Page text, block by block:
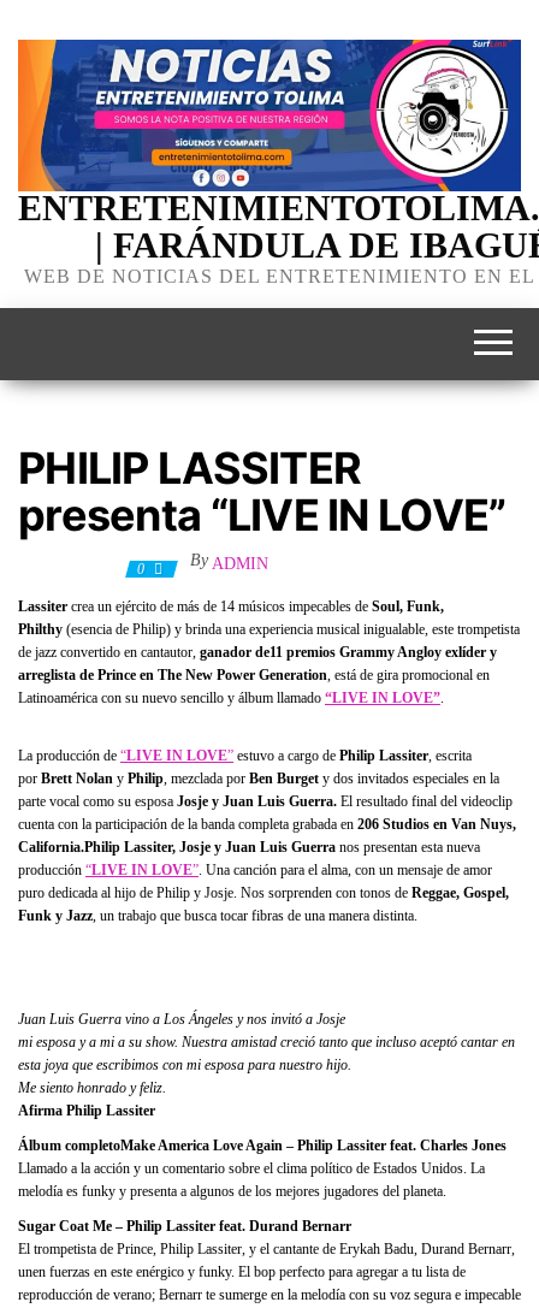
| FARÁNDULA DE
WEB DE NOTICIAS DEL ENTRETENIMIENTO EN
PHILIP LASSITER
presenta “LIVE IN LOVE”
0 By ADMIN
Lassiter crea un ejército de más de 14 músicos impecables de Soul, Funk,
Philthy (esencia de Philip) y brinda una experiencia musical inigualable, este trompetista
de jazz convertido en cantautor, ganador de11 premios Grammy Angloy exlíder y
arreglista de Prince en The New Power Generation, está de gira promocional en
Latinoamérica con su nuevo sencillo y álbum llamado “LIVE IN LOVE”.
La producción de “LIVE IN LOVE” estuvo a cargo de Philip Lassiter, escrita
por Brett Nolan y Philip, mezclada por Ben Burget y dos invitados especiales en la
parte vocal como su esposa Josje y Juan Luis Guerra. El resultado final del videoclip
cuenta con la participación de la banda completa grabada en 206 Studios en Van Nuys,
California.Philip Lassiter, Josje y Juan Luis Guerra nos presentan esta nueva
producción “LIVE IN LOVE”. Una canción para el alma, con un mensaje de amor
puro dedicada al hijo de Philip y Josje. Nos sorprenden con tonos de Reggae, Gospel,
Funk y Jazz, un trabajo que busca tocar fibras de una manera distinta.
Juan Luis Guerra vino a Los Ángeles y nos invitó a Josje
mi esposa y a mi a su show. Nuestra amistad creció tanto que incluso aceptó cantar en
esta joya que escribimos con mi esposa para nuestro hijo.
Me siento honrado y feliz.
Afirma Philip Lassiter
Álbum completoMake America Love Again – Philip Lassiter feat. Charles Jones
Llamado a la acción y un comentario sobre el clima político de Estados Unidos. La
melodía es funky y presenta a algunos de los mejores jugadores del planeta.
Sugar Coat Me – Philip Lassiter feat. Durand Bernarr
El trompetista de Prince, Philip Lassiter, y el cantante de Erykah Badu, Durand Bernarr,
unen fuerzas en este enérgico y funky. El bop perfecto para agregar a tu lista de
reproducción de verano; Bernarr te sumerge en la melodía con su voz segura e impecable